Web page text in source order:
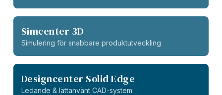
Simcenter 3D
Simulering för snabbare produktutveckling
Designcenter Solid Edge
Ledande & lättanvänt CAD-system